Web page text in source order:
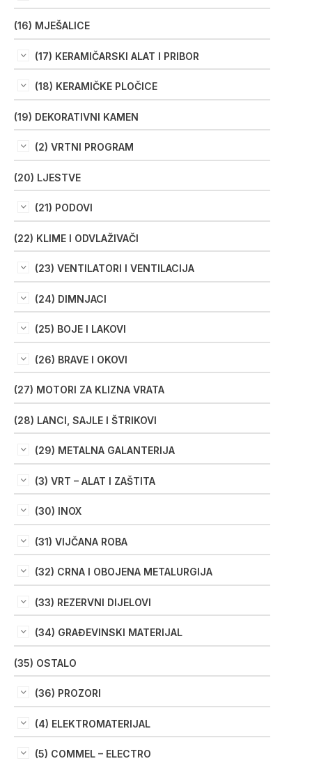
(16) MJEŠALICE
(17) KERAMIČARSKI ALAT I PRIBOR
(18) KERAMIČKE PLOČICE
(19) DEKORATIVNI KAMEN
(2) VRTNI PROGRAM
(20) LJESTVE
(21) PODOVI
(22) KLIME I ODVLAŽIVAČI
(23) VENTILATORI I VENTILACIJA
(24) DIMNJACI
(25) BOJE I LAKOVI
(26) BRAVE I OKOVI
(27) MOTORI ZA KLIZNA VRATA
(28) LANCI, SAJLE I ŠTRIKOVI
(29) METALNA GALANTERIJA
(3) VRT – ALAT I ZAŠTITA
(30) INOX
(31) VIJČANA ROBA
(32) CRNA I OBOJENA METALURGIJA
(33) REZERVNI DIJELOVI
(34) GRAĐEVINSKI MATERIJAL
(35) OSTALO
(36) PROZORI
(4) ELEKTROMATERIJAL
(5) COMMEL – ELECTRO